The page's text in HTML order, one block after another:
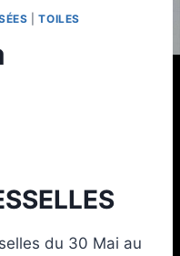
|TOILES
du 30 Mai au